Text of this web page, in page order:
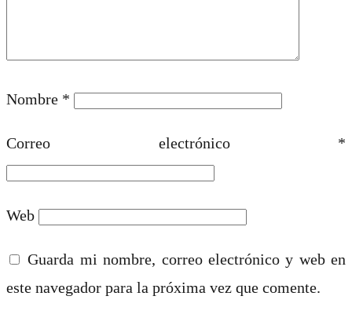
Nombre *
Correo electrónico *
Web
Guarda mi nombre, correo electrónico y web en
este navegador para la próxima vez que comente.